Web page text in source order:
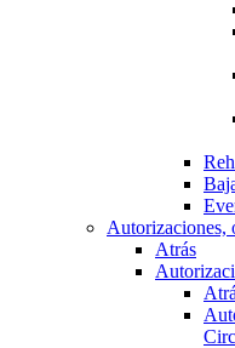
Autorizaciones,
Atrás